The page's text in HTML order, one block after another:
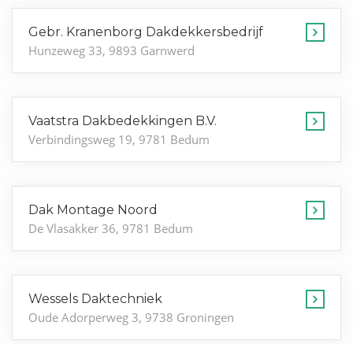
Gebr. Kranenborg Dakdekkersbedrijf
Hunzeweg 33, 9893 Garnwerd
Vaatstra Dakbedekkingen B.V.
Verbindingsweg 19, 9781 Bedum
Dak Montage Noord
De Vlasakker 36, 9781 Bedum
Wessels Daktechniek
Oude Adorperweg 3, 9738 Groningen